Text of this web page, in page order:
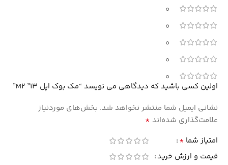
0
0
0
0
0
اولین کسی باشید که دیدگاهی می نویسد “مک بوک اپل 13” M2”
نشانی ایمیل شما منتشر نخواهد شد. بخش‌های موردنیاز
علامت‌گذاری شده‌اند *
امتیاز شما *
قیمت و ارزش خرید